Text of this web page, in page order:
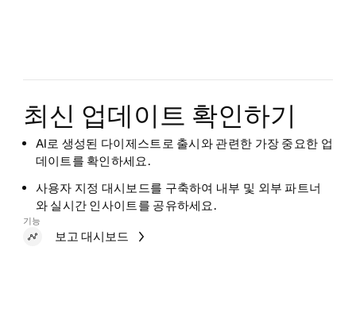
최신 업데이트 확인하기
AI로 생성된 다이제스트로 출시와 관련한 가장 중요한 업
데이트를 확인하세요.
사용자 지정 대시보드를 구축하여 내부 및 외부 파트너
와 실시간 인사이트를 공유하세요.
기능
보고 대시보드